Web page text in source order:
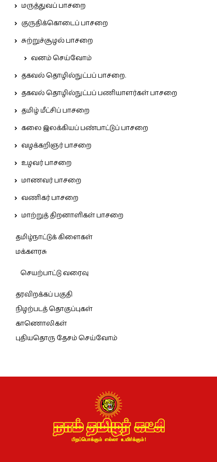
மருத்துவப் பாசறை
குருதிக்கொடைப் பாசறை
சுற்றுச்சூழல் பாசறை
வனம் செய்வோம்
தகவல் தொழில்நுட்பப் பாசறை.
தகவல் தொழில்நுட்பப் பணியாளர்கள் பாசறை
தமிழ் மீட்சிப் பாசறை
கலை இலக்கியப் பண்பாட்டுப் பாசறை
வழக்கறிஞர் பாசறை
உழவர் பாசறை
மாணவர் பாசறை
வணிகர் பாசறை
மாற்றுத் திறனாளிகள் பாசறை
தமிழ்நாட்டுக் கிளைகள்
மக்களரசு
செயற்பாட்டு வரைவு
தரவிறக்கப் பகுதி
நிழற்படத் தொகுப்புகள்
காணொலிகள்
புதியதொரு தேசம் செய்வோம்